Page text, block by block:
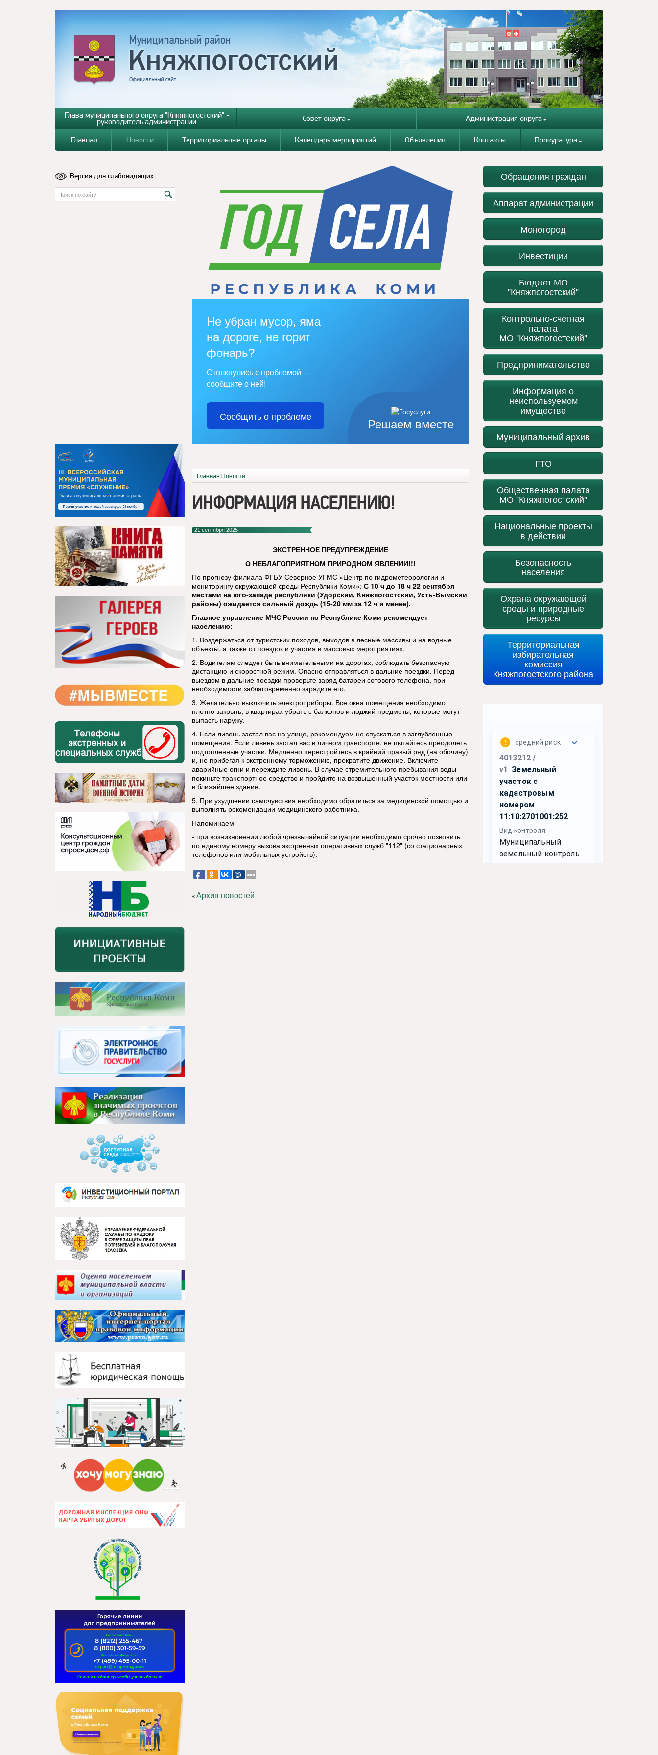
Глава муниципального округа "Княжпогостский" -
руководитель администрации Совет округа Администрация округа
Главная Новости Территориальные органы Календарь мероприятий Объявления Контакты Прокуратура
Версия для слабовидящих
Решаем вместе
Не убран мусор, яма
на дороге, не горит
фонарь?
Столкнулись с проблемой —
сообщите о ней!
Сообщить о проблеме
Главная Новости
ИНФОРМАЦИЯ НАСЕЛЕНИЮ!
21 сентября 2025
ЭКСТРЕННОЕ ПРЕДУПРЕЖДЕНИЕ
О НЕБЛАГОПРИЯТНОМ ПРИРОДНОМ ЯВЛЕНИИ!!!
По прогнозу филиала ФГБУ Северное УГМС «Центр по гидрометеорологии и
мониторингу окружающей среды Республики Коми»: С 10 ч до 18 ч 22 сентября
местами на юго-западе республики (Удорский, Княжпогостский, Усть-Вымский
районы) ожидается сильный дождь (15-20 мм за 12 ч и менее).
Главное управление МЧС России по Республике Коми рекомендует
населению:
1. Воздержаться от туристских походов, выходов в лесные массивы и на водные
объекты, а также от поездок и участия в массовых мероприятиях.
2. Водителям следует быть внимательными на дорогах, соблюдать безопасную
дистанцию и скоростной режим. Опасно отправляться в дальние поездки. Перед
выездом в дальние поездки проверьте заряд батареи сотового телефона, при
необходимости заблаговременно зарядите его.
3. Желательно выключить электроприборы. Все окна помещения необходимо
плотно закрыть, в квартирах убрать с балконов и лоджий предметы, которые могут
выпасть наружу.
4. Если ливень застал вас на улице, рекомендуем не спускаться в заглубленные
помещения. Если ливень застал вас в личном транспорте, не пытайтесь преодолеть
подтопленные участки. Медленно перестройтесь в крайний правый ряд (на обочину)
и, не прибегая к экстренному торможению, прекратите движение. Включите
аварийные огни и переждите ливень. В случае стремительного пребывания воды
покиньте транспортное средство и пройдите на возвышенный участок местности или
в ближайшее здание.
5. При ухудшении самочувствия необходимо обратиться за медицинской помощью и
выполнять рекомендации медицинского работника.
Напоминаем:
- при возникновении любой чрезвычайной ситуации необходимо срочно позвонить
по единому номеру вызова экстренных оперативных служб "112" (со стационарных
телефонов или мобильных устройств).
«Архив новостей
Обращения граждан
Аппарат администрации
Моногород
Инвестиции
Бюджет МО
"Княжпогостский"
Контрольно-счетная
палата
МО "Княжпогостский"
Предпринимательство
Информация о
неиспользуемом
имуществе
Муниципальный архив
ГТО
Общественная палата
МО "Княжпогостский"
Национальные проекты
в действии
Безопасность
населения
Охрана окружающей
среды и природные
ресурсы
Территориальная
избирательная
комиссия
Княжпогостского района